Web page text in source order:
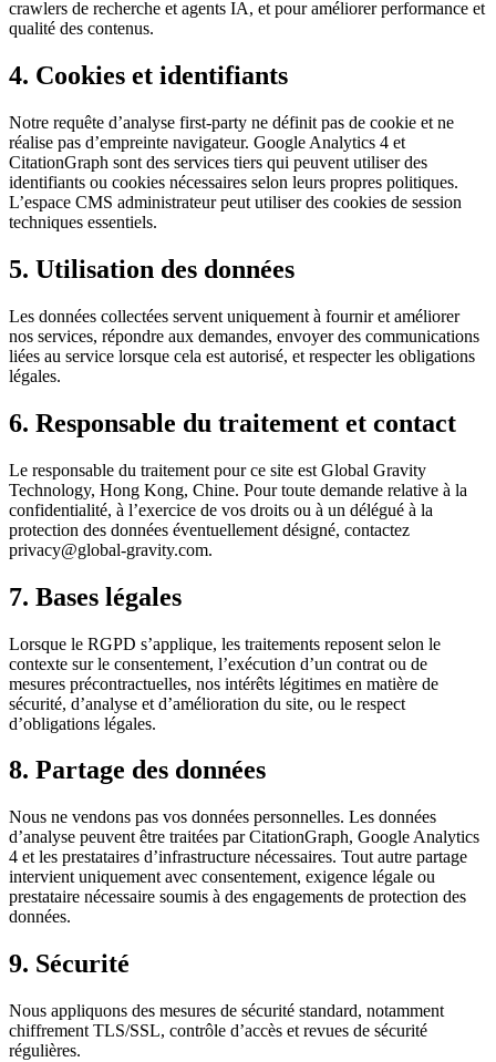
crawlers de recherche et agents IA, et pour améliorer performance et
qualité des contenus.
4. Cookies et identifiants
Notre requête d’analyse first-party ne définit pas de cookie et ne
réalise pas d’empreinte navigateur. Google Analytics 4 et
CitationGraph sont des services tiers qui peuvent utiliser des
identifiants ou cookies nécessaires selon leurs propres politiques.
L’espace CMS administrateur peut utiliser des cookies de session
techniques essentiels.
5. Utilisation des données
Les données collectées servent uniquement à fournir et améliorer
nos services, répondre aux demandes, envoyer des communications
liées au service lorsque cela est autorisé, et respecter les obligations
légales.
6. Responsable du traitement et contact
Le responsable du traitement pour ce site est Global Gravity
Technology, Hong Kong, Chine. Pour toute demande relative à la
confidentialité, à l’exercice de vos droits ou à un délégué à la
protection des données éventuellement désigné, contactez
privacy@global-gravity.com.
7. Bases légales
Lorsque le RGPD s’applique, les traitements reposent selon le
contexte sur le consentement, l’exécution d’un contrat ou de
mesures précontractuelles, nos intérêts légitimes en matière de
sécurité, d’analyse et d’amélioration du site, ou le respect
d’obligations légales.
8. Partage des données
Nous ne vendons pas vos données personnelles. Les données
d’analyse peuvent être traitées par CitationGraph, Google Analytics
4 et les prestataires d’infrastructure nécessaires. Tout autre partage
intervient uniquement avec consentement, exigence légale ou
prestataire nécessaire soumis à des engagements de protection des
données.
9. Sécurité
Nous appliquons des mesures de sécurité standard, notamment
chiffrement TLS/SSL, contrôle d’accès et revues de sécurité
régulières.